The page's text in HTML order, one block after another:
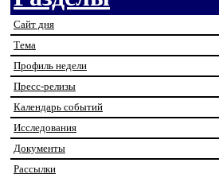
Сайт дня
Тема
Профиль недели
Пресс-релизы
Календарь событий
Исследования
Документы
Рассылки